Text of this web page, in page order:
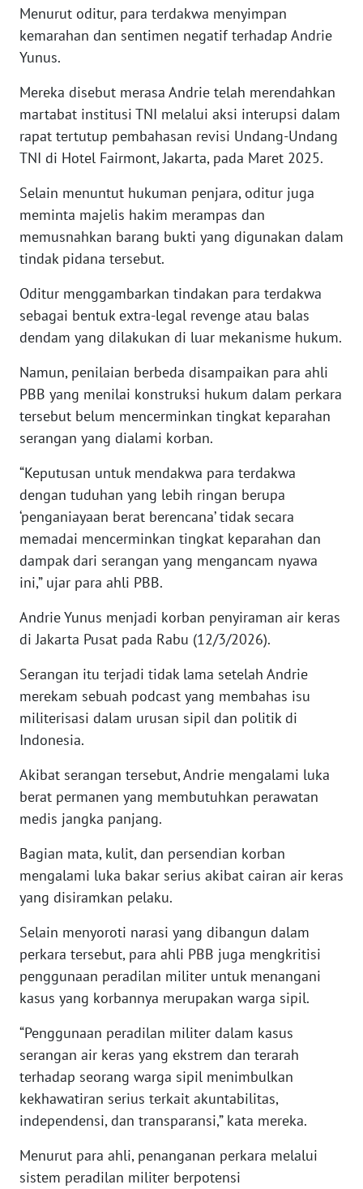
Menurut oditur, para terdakwa menyimpan
kemarahan dan sentimen negatif terhadap Andrie
Yunus.
Mereka disebut merasa Andrie telah merendahkan
martabat institusi TNI melalui aksi interupsi dalam
rapat tertutup pembahasan revisi Undang-Undang
TNI di Hotel Fairmont, Jakarta, pada Maret 2025.
Selain menuntut hukuman penjara, oditur juga
meminta majelis hakim merampas dan
memusnahkan barang bukti yang digunakan dalam
tindak pidana tersebut.
Oditur menggambarkan tindakan para terdakwa
sebagai bentuk extra-legal revenge atau balas
dendam yang dilakukan di luar mekanisme hukum.
Namun, penilaian berbeda disampaikan para ahli
PBB yang menilai konstruksi hukum dalam perkara
tersebut belum mencerminkan tingkat keparahan
serangan yang dialami korban.
“Keputusan untuk mendakwa para terdakwa
dengan tuduhan yang lebih ringan berupa
‘penganiayaan berat berencana’ tidak secara
memadai mencerminkan tingkat keparahan dan
dampak dari serangan yang mengancam nyawa
ini,” ujar para ahli PBB.
Andrie Yunus menjadi korban penyiraman air keras
di Jakarta Pusat pada Rabu (12/3/2026).
Serangan itu terjadi tidak lama setelah Andrie
merekam sebuah podcast yang membahas isu
militerisasi dalam urusan sipil dan politik di
Indonesia.
Akibat serangan tersebut, Andrie mengalami luka
berat permanen yang membutuhkan perawatan
medis jangka panjang.
Bagian mata, kulit, dan persendian korban
mengalami luka bakar serius akibat cairan air keras
yang disiramkan pelaku.
Selain menyoroti narasi yang dibangun dalam
perkara tersebut, para ahli PBB juga mengkritisi
penggunaan peradilan militer untuk menangani
kasus yang korbannya merupakan warga sipil.
“Penggunaan peradilan militer dalam kasus
serangan air keras yang ekstrem dan terarah
terhadap seorang warga sipil menimbulkan
kekhawatiran serius terkait akuntabilitas,
independensi, dan transparansi,” kata mereka.
Menurut para ahli, penanganan perkara melalui
sistem peradilan militer berpotensi
BARAT
WN
SERAMBI
WN
JAMBI
WN
SULTRA
NTB
SULTENG
WN
SULBAR
WN
BABEL
WN
SUMBAR
SUMSEL
BENGKULU
WN
LAMPUNG
JATENG
NUSANTARA
WN
JATIM
BALI
WN
KALBAR
KALTENG